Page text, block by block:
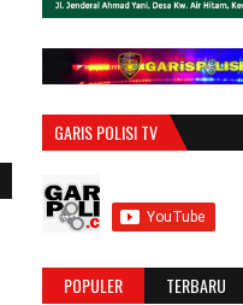
GARIS POLISI TV
POPULER TERBARU